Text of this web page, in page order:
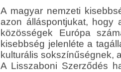
A magyar nemzeti
azon álláspontjukat, hogy
közösségek Európa
kisebbség jelenléte a
kulturális sokszínűségnek,
A Lisszaboni Szerződés